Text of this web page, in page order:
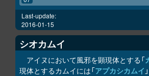
Last-update:
2016-01-15
シオカムイ
アイヌにおいて風邪を顕現体とする「
現体とするカムイには「アプカシカムイ